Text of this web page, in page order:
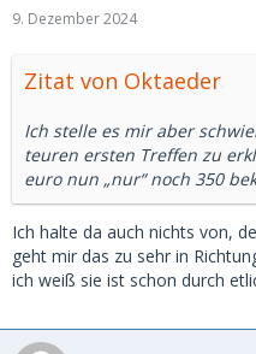
9. Dezember 2024
Zitat von Oktaeder
Ich stelle es mir aber
teuren ersten Treffen zu
euro nun „nur“ noch 350
Ich halte da auch nichts von,
geht mir das zu sehr in
ich weiß sie ist schon durch